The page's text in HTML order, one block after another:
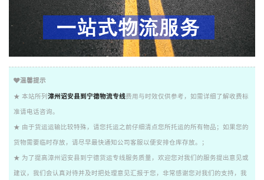
温馨提示
★ 本站所列 漳州诏安县到宁德物流专线费用与时效仅供参考，如需详细了解收费标
准请电话咨询。
★ 由于货运运输比较特殊，请您托运之前仔细清点您所托运的所有物品；如果您的
货物需要临时存放，请尽早最快通知公司客服以便安排仓库存放。；
★ 为了提高漳州诏安县到宁德货运专线服务质量，欢迎您对我们的服务提出意见或
建议，我们会认真对待并及时把处理意见汇报于您，非常感谢您对我们的支持，我